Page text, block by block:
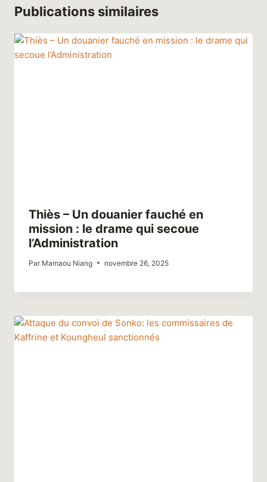
Publications similaires
Thiès – Un douanier fauché en
mission : le drame qui secoue
l’Administration
Par Mamaou Niang novembre 26, 2025